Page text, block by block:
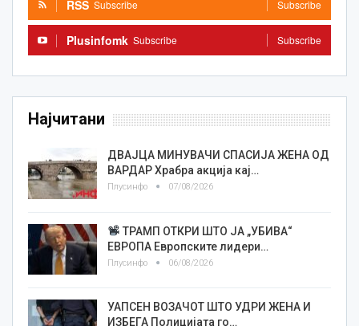
RSS Subscribe Subscribe
Plusinfomk Subscribe Subscribe
Најчитани
ДВАЈЦА МИНУВАЧИ СПАСИЈА ЖЕНА ОД
ВАРДАР Храбра акција кај…
Плусинфо 07/08/2026
ТРАМП ОТКРИ ШТО ЈА „УБИВА“
ЕВРОПА Европските лидери…
Плусинфо 06/08/2026
УАПСЕН ВОЗАЧОТ ШТО УДРИ ЖЕНА И
ИЗБЕГА Полицијата го…